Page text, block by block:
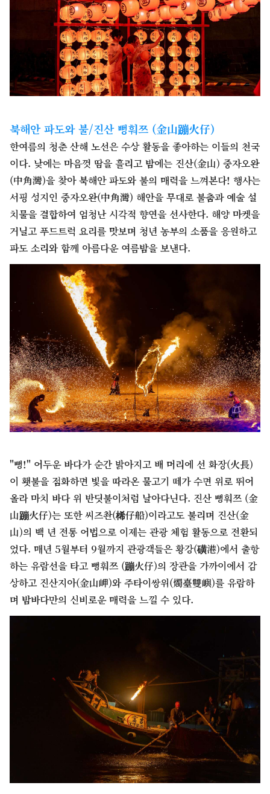
북해안 파도와 불/진산 뻥훠쯔 (金山蹦火仔)
한여름의 청춘 산해 노선은 수상 활동을 좋아하는 이들의 천국
이다. 낮에는 마음껏 땀을 흘리고 밤에는 진산(金山) 중자오완
(中角灣)을 찾아 북해안 파도와 불의 매력을 느껴본다! 행사는
서핑 성지인 중자오완(中角灣) 해안을 무대로 불춤과 예술 설
치물을 결합하여 엄청난 시각적 향연을 선사한다. 해양 마켓을
거닐고 푸드트럭 요리를 맛보며 청년 농부의 소품을 응원하고
파도 소리와 함께 아름다운 여름밤을 보낸다.
"뻥!" 어두운 바다가 순간 밝아지고 배 머리에 선 화장(火長)
이 횃불을 점화하면 빛을 따라온 물고기 떼가 수면 위로 뛰어
올라 마치 바다 위 반딧불이처럼 날아다닌다. 진산 뻥훠쯔 (金
山蹦火仔)는 또한 씨즈촨(桸仔船)이라고도 불리며 진산(金
山)의 백 년 전통 어법으로 이제는 관광 체험 활동으로 전환되
었다. 매년 5월부터 9월까지 관광객들은 황강(磺港)에서 출항
하는 유람선을 타고 뻥훠쯔 (蹦火仔)의 장관을 가까이에서 감
상하고 진산지아(金山岬)와 주타이쌍위(燭臺雙嶼)를 유람하
며 밤바다만의 신비로운 매력을 느낄 수 있다.